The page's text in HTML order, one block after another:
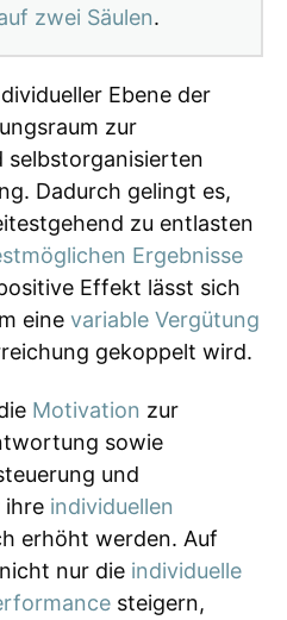
zwei Säulen.
Ebene der
zur
selbstorganisierten
Dadurch gelingt es,
zu entlasten
Ergebnisse
Effekt lässt sich
eine variable Vergütung
gekoppelt wird.
Motivation zur
sowie
und
ihre individuellen
erhöht werden. Auf
nur die individuelle
steigern,